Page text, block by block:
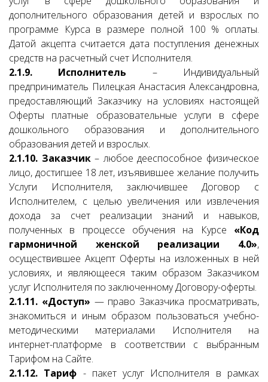
дополнительного образования детей и взрослых по
программе Курса в размере полной 100 % оплаты.
Датой акцепта считается дата поступления денежных
средств на расчетный счет Исполнителя.
2.1.9. Исполнитель – Индивидуальный
предприниматель Пилецкая Анастасия Александровна,
предоставляющий Заказчику на условиях настоящей
Оферты платные образовательные услуги в сфере
дошкольного образования и дополнительного
образования детей и взрослых.
2.1.10. Заказчик– любое дееспособное физическое
лицо, достигшее 18 лет, изъявившее желание получить
Услуги Исполнителя, заключившее Договор с
Исполнителем, с целью увеличения или извлечения
дохода за счет реализации знаний и навыков,
полученных в процессе обучения на Курсе «Код
гармоничной женской реализации 4.0»,
осуществившее Акцепт Оферты на изложенных в ней
условиях, и являющееся таким образом Заказчиком
услуг Исполнителя по заключенному Договору-оферты.
2.1.11. «Доступ» — право Заказчика просматривать,
знакомиться и иным образом пользоваться учебно-
методическими материалами Исполнителя на
интернет-платформе в соответствии с выбранным
Тарифом на Сайте.
2.1.12. Тариф - пакет услуг Исполнителя в рамках